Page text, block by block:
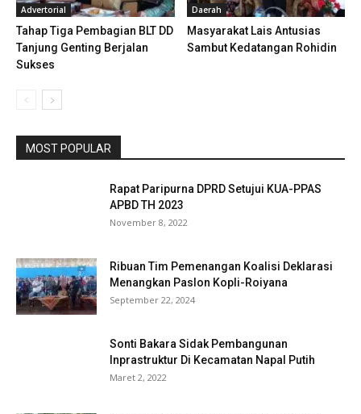
Advertorial
Tahap Tiga Pembagian BLT DD
Tanjung Genting Berjalan
Sukses
Daerah
Masyarakat Lais Antusias
Sambut Kedatangan Rohidin
MOST POPULAR
Rapat Paripurna DPRD Setujui KUA-PPAS
APBD TH 2023
November 8, 2022
Ribuan Tim Pemenangan Koalisi Deklarasi
Menangkan Paslon Kopli-Roiyana
September 22, 2024
Sonti Bakara Sidak Pembangunan
Inprastruktur Di Kecamatan Napal Putih
Maret 2, 2022